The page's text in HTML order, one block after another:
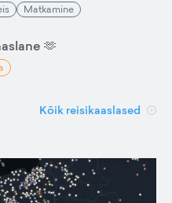
Matkamine
🫶
Kõik reisikaaslased